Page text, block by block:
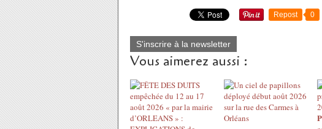
Repost 0
S'inscrire à la newsletter
Vous aimerez aussi :